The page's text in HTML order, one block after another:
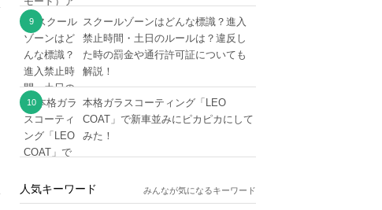
スクールゾーンはどんな標識？進入
禁止時間・土日のルールは？違反し
た時の罰金や通行許可証についても
解説！
本格ガラスコーティング「LEO
COAT」で新車並みにピカピカにして
みた！
人気キーワード みんなが気になるキーワード